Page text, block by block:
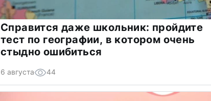
Справится даже школьник: пройдите
тест по географии, в котором очень
стыдно ошибиться
6 августа 44